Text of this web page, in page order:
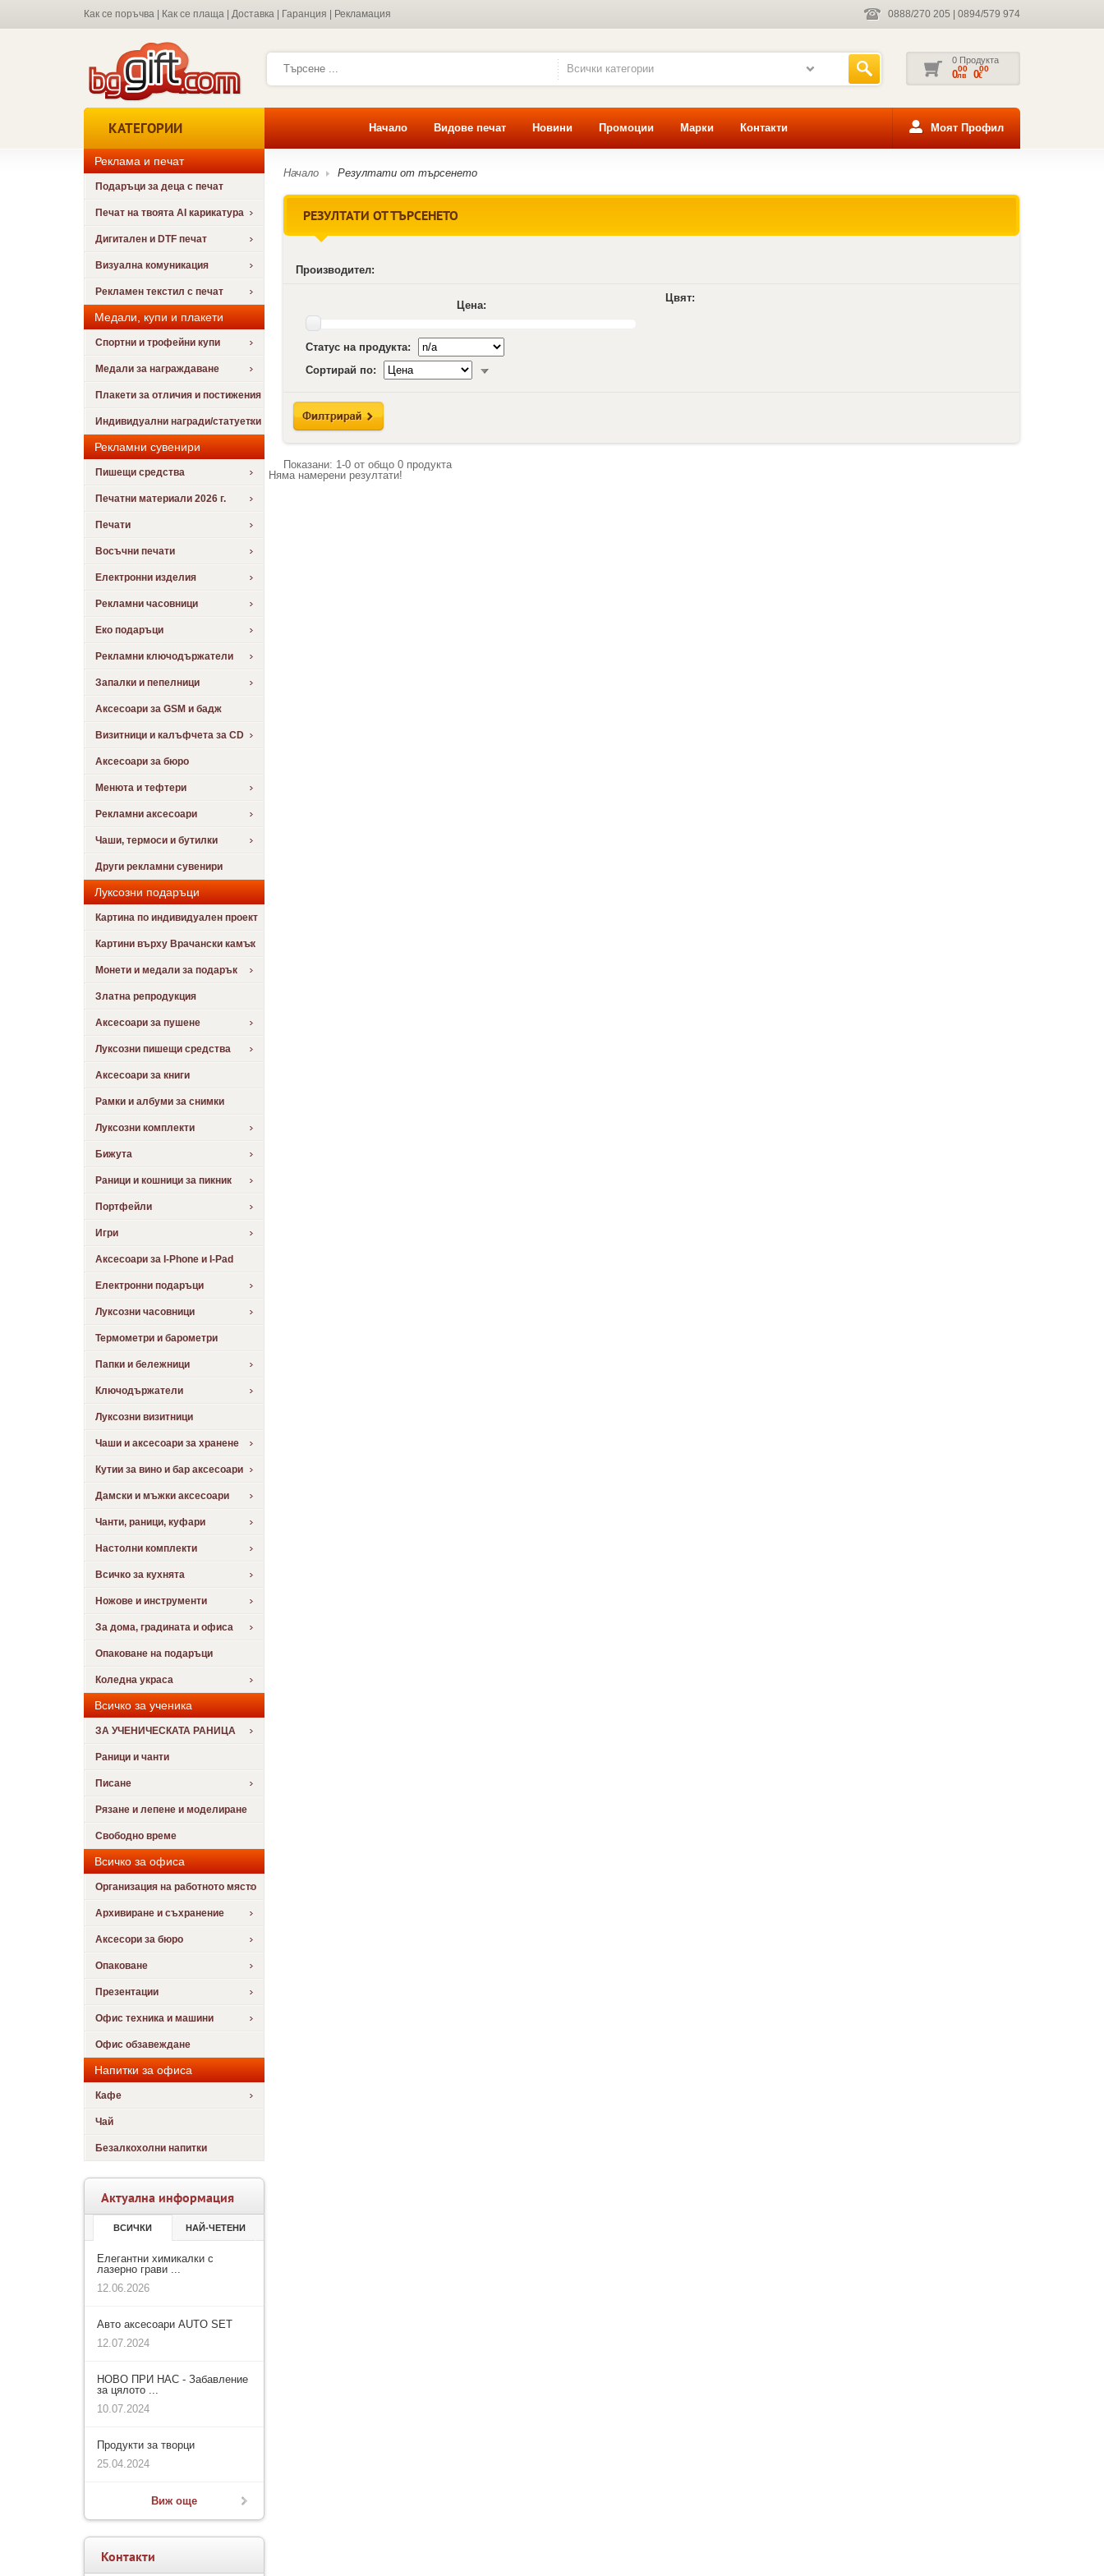
0888/270 205 0894/579 974
Как се поръчва Как се плаща Доставка Гаранция Рекламация
Всички категории
0 Продукта
000
лв 000
€
КАТЕГОРИИ Начало Видове печат Новини Промоции Марки Контакти Моят Профил
Реклама и печат
Подаръци за деца с печат
Печат на твоята AI карикатура
Дигитален и DTF печат
Визуална комуникация
Рекламен текстил с печат
Медали, купи и плакети
Спортни и трофейни купи
Медали за награждаване
Плакети за отличия и постижения
Индивидуални награди/статуетки
Рекламни сувенири
Пишещи средства
Печатни материали 2026 г.
Печати
Восъчни печати
Електронни изделия
Рекламни часовници
Еко подаръци
Рекламни ключодържатели
Запалки и пепелници
Аксесоари за GSM и бадж
Визитници и калъфчета за CD
Аксесоари за бюро
Менюта и тефтери
Рекламни аксесоари
Чаши, термоси и бутилки
Други рекламни сувенири
Луксозни подаръци
Картина по индивидуален проект
Картини върху Врачански камък
Монети и медали за подарък
Златна репродукция
Аксесоари за пушене
Луксозни пишещи средства
Аксесоари за книги
Рамки и албуми за снимки
Луксозни комплекти
Бижута
Раници и кошници за пикник
Портфейли
Игри
Аксесоари за I-Phone и I-Pad
Електронни подаръци
Луксозни часовници
Термометри и барометри
Папки и бележници
Ключодържатели
Луксозни визитници
Чаши и аксесоари за хранене
Кутии за вино и бар аксесоари
Дамски и мъжки аксесоари
Чанти, раници, куфари
Настолни комплекти
Всичко за кухнята
Ножове и инструменти
За дома, градината и офиса
Опаковане на подаръци
Коледна украса
Всичко за ученика
ЗА УЧЕНИЧЕСКАТА РАНИЦА
Раници и чанти
Писане
Рязане и лепене и моделиране
Свободно време
Всичко за офиса
Организация на работното място
Архивиране и съхранение
Аксесори за бюро
Опаковане
Презентации
Офис техника и машини
Офис обзавеждане
Напитки за офиса
Кафе
Чай
Безалкохолни напитки
Актуална информация
ВСИЧКИ НАЙ-ЧЕТЕНИ
Елегантни химикалки с
лазерно грави ...
12.06.2026
Авто аксесоари AUTO SET
12.07.2024
НОВО ПРИ НАС - Забавление
за цялото ...
10.07.2024
Продукти за творци
25.04.2024
Виж още
Контакти
Начало Резултати от търсенето
РЕЗУЛТАТИ ОТ ТЪРСЕНЕТО
Производител:
Цена:
Статус на продукта:
Сортирай по:
Цвят:
Показани: 1-0от общо 0продукта
Няма намерени резултати!